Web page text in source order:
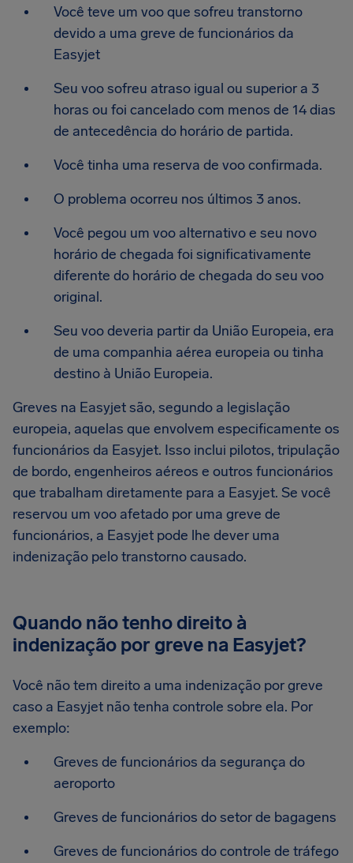
Você teve um voo que sofreu transtorno
devido a uma greve de funcionários da
Easyjet
Seu voo sofreu atraso igual ou superior a 3
horas ou foi cancelado com menos de 14 dias
de antecedência do horário de partida.
Você tinha uma reserva de voo confirmada.
O problema ocorreu nos últimos 3 anos.
Você pegou um voo alternativo e seu novo
horário de chegada foi significativamente
diferente do horário de chegada do seu voo
original.
Seu voo deveria partir da União Europeia, era
de uma companhia aérea europeia ou tinha
destino à União Europeia.
Greves na Easyjet são, segundo a legislação
europeia, aquelas que envolvem especificamente os
funcionários da Easyjet. Isso inclui pilotos, tripulação
de bordo, engenheiros aéreos e outros funcionários
que trabalham diretamente para a Easyjet. Se você
reservou um voo afetado por uma greve de
funcionários, a Easyjet pode lhe dever uma
indenização pelo transtorno causado.
Quando não tenho direito à
indenização por greve na Easyjet?
Você não tem direito a uma indenização por greve
caso a Easyjet não tenha controle sobre ela. Por
exemplo:
Greves de funcionários da segurança do
aeroporto
Greves de funcionários do setor de bagagens
Greves de funcionários do controle de tráfego